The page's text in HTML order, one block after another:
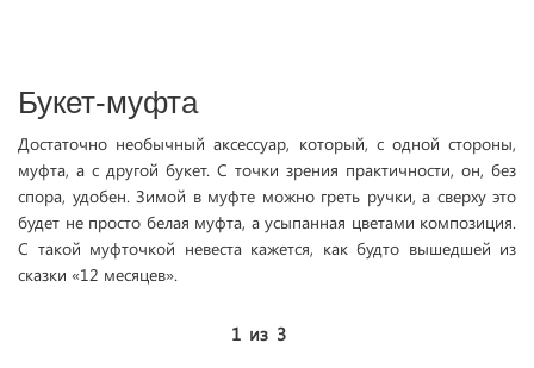
Букет-муфта
Достаточно необычный аксессуар, который, с одной стороны,
муфта, а с другой букет. С точки зрения практичности, он, без
спора, удобен. Зимой в муфте можно греть ручки, а сверху это
будет не просто белая муфта, а усыпанная цветами композиция.
С такой муфточкой невеста кажется, как будто вышедшей из
сказки «12 месяцев».
1 из 3